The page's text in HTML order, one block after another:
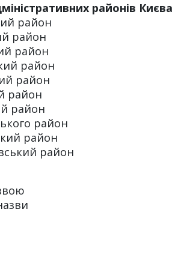
районів Києва
район
район
район
район
район
район
район
район
район
район